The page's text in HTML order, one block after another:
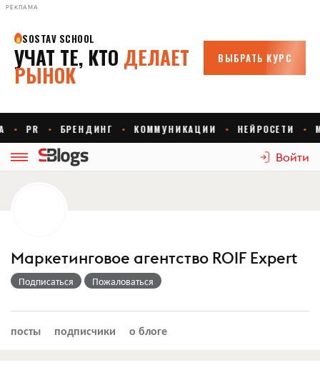
РЕКЛАМА
Войти
Маркетинговое агентство ROIF Expert
Подписаться Пожаловаться
посты подписчики о блоге